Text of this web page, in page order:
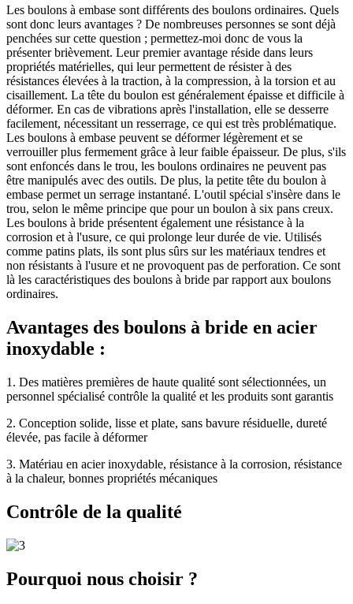
Les boulons à embase sont différents des boulons ordinaires. Quels
sont donc leurs avantages ? De nombreuses personnes se sont déjà
penchées sur cette question ; permettez-moi donc de vous la
présenter brièvement. Leur premier avantage réside dans leurs
propriétés matérielles, qui leur permettent de résister à des
résistances élevées à la traction, à la compression, à la torsion et au
cisaillement. La tête du boulon est généralement épaisse et difficile à
déformer. En cas de vibrations après l'installation, elle se desserre
facilement, nécessitant un resserrage, ce qui est très problématique.
Les boulons à embase peuvent se déformer légèrement et se
verrouiller plus fermement grâce à leur faible épaisseur. De plus, s'ils
sont enfoncés dans le trou, les boulons ordinaires ne peuvent pas
être manipulés avec des outils. De plus, la petite tête du boulon à
embase permet un serrage instantané. L'outil spécial s'insère dans le
trou, selon le même principe que pour un boulon à six pans creux.
Les boulons à bride présentent également une résistance à la
corrosion et à l'usure, ce qui prolonge leur durée de vie. Utilisés
comme patins plats, ils sont plus sûrs sur les matériaux tendres et
non résistants à l'usure et ne provoquent pas de perforation. Ce sont
là les caractéristiques des boulons à bride par rapport aux boulons
ordinaires.
Avantages des boulons à bride en acier
inoxydable :
1. Des matières premières de haute qualité sont sélectionnées, un
personnel spécialisé contrôle la qualité et les produits sont garantis
2. Conception solide, lisse et plate, sans bavure résiduelle, dureté
élevée, pas facile à déformer
3. Matériau en acier inoxydable, résistance à la corrosion, résistance
à la chaleur, bonnes propriétés mécaniques
Contrôle de la qualité
Pourquoi nous choisir ?